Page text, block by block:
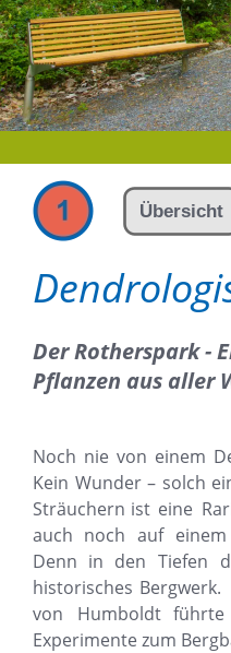
Übersicht
Der Rotherspark -
Pflanzen aus aller
Noch nie von einem
Kein Wunder – solch
Sträuchern ist eine
auch noch auf einem
Denn in den Tiefen
historisches Bergwerk.
von
Humboldt führte
Experimente zum